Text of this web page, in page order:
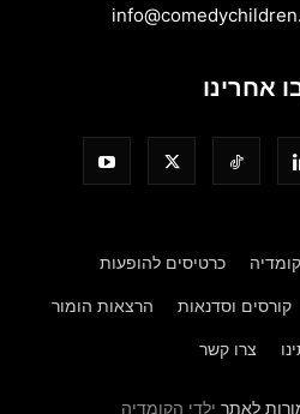
אחרינו
כרטיסים להופעות
קורסים וסדנאות הרצאות הומור
צרו קשר
לאתר ילדי הקומדיה